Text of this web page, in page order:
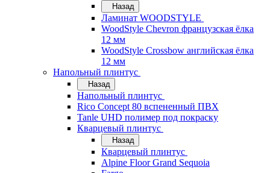
Назад
Ламинат WOODSTYLE
WoodStyle Chevron французская ёлка
12 мм
WoodStyle Crossbow английская ёлка
12 мм
Напольный плинтус
Назад
Напольный плинтус
Rico Concept 80 вспененный ПВХ
Tanle UHD полимер под покраску
Кварцевый плинтус
Назад
Кварцевый плинтус
Alpine Floor Grand Sequoia